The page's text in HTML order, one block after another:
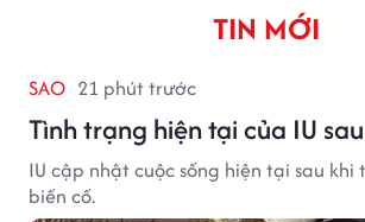
TIN MỚI
SAO 21 phút trước
Tình trạng hiện tại của IU
IU cập nhật cuộc sống hiện tại sau
biến cố.